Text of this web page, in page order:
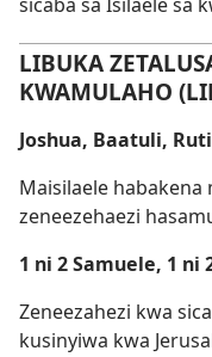
LIBUKA
KWAMULAHO
Joshua, Baatuli, Ruti
Maisilaele habakena
zeneezehaezi
1 ni 2 Samuele, 1
Zeneezahezi kwa
kusinyiwa kwa